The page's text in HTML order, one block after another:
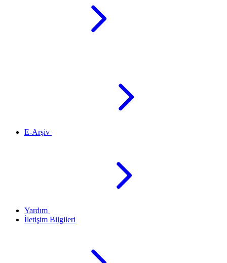
E-Arşiv
Yardım
İletişim Bilgileri